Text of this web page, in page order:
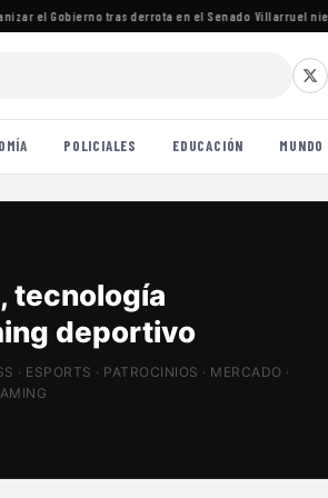
el Gobierno tras derrota en el Senado·Villarruel niega
POLICIALES EDUCACIÓN MUNDO
estadios
Tech
· ESPORTS · PATROCINIOS · MERCADO ·